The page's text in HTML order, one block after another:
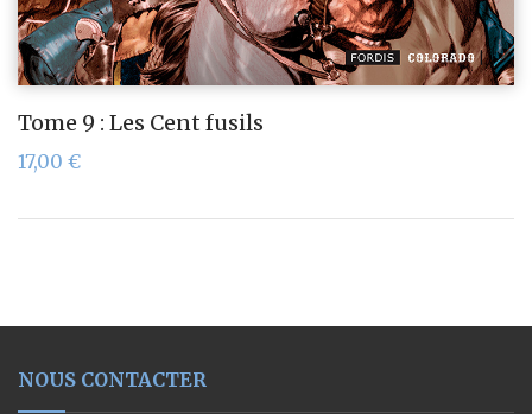
Tome 9 : Les Cent fusils
17,00 €
NOUS CONTACTER